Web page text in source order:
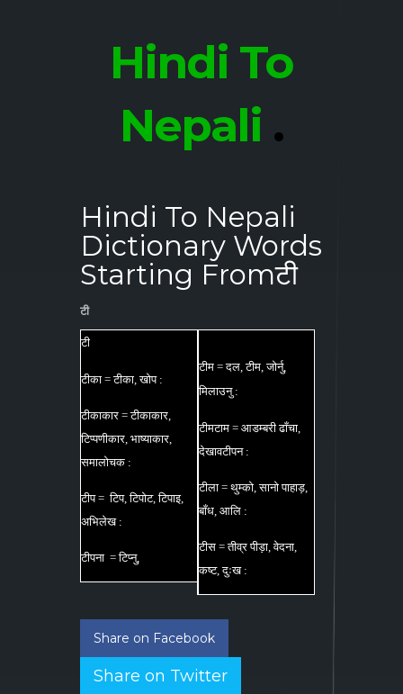
Hindi To
Nepali .
Hindi To Nepali
Dictionary Words
Starting Fromटी
टी
टी
टीका = टीका, खोप :
टीकाकार = टीकाकार,
टिप्पणीकार, भाष्याकार,
समालोचक :
टीप = टिप, टिपोट, टिपाइ,
अभिलेख :
टीपना = टिप्नु,
टीम = दल, टीम, जोर्नु,
मिलाउनु :
टीमटाम = आडम्बरी ढाँचा,
देखावटीपन :
टीला = थुम्को, सानो पाहाड़,
बाँध, आलि :
टीस = तीव्र पीड़ा, वेदना,
कष्ट, दुःख :
Share on Facebook
Share on Twitter